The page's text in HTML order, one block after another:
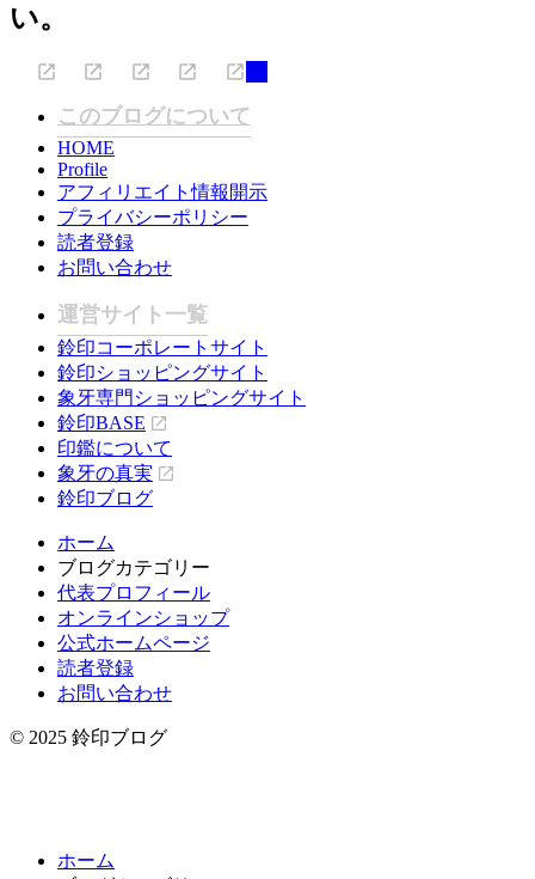
い。
このブログについて
HOME
Profile
アフィリエイト情報開示
プライバシーポリシー
読者登録
お問い合わせ
運営サイト一覧
鈴印コーポレートサイト
鈴印ショッピングサイト
象牙専門ショッピングサイト
鈴印BASE
印鑑について
象牙の真実
鈴印ブログ
ホーム
ブログカテゴリー
代表プロフィール
オンラインショップ
公式ホームページ
読者登録
お問い合わせ
© 2025 鈴印ブログ
ホーム